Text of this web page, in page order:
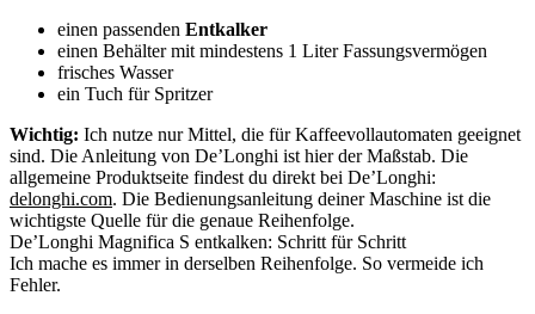
einen passenden Entkalker
einen Behälter mit mindestens 1 Liter Fassungsvermögen
frisches Wasser
ein Tuch für Spritzer
Wichtig: Ich nutze nur Mittel, die für Kaffeevollautomaten geeignet
sind. Die Anleitung von De’Longhi ist hier der Maßstab. Die
allgemeine Produktseite findest du direkt bei De’Longhi:
delonghi.com. Die Bedienungsanleitung deiner Maschine ist die
wichtigste Quelle für die genaue Reihenfolge.
De’Longhi Magnifica S entkalken: Schritt für Schritt
Ich mache es immer in derselben Reihenfolge. So vermeide ich
Fehler.